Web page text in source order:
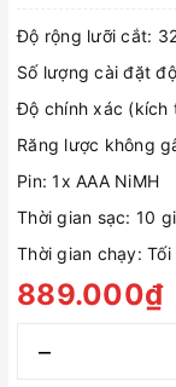
Độ rộng lưỡi cắt:
Số lượng cài đặt
Độ chính xác (kích
Răng lược không
Pin: 1x AAA NiMH
Thời gian sạc: 10
Thời gian chạy:
889.000₫
–